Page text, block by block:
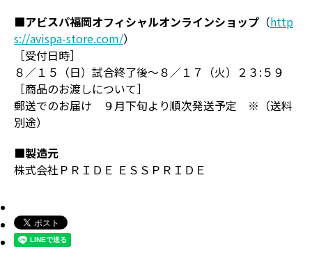
■アビスパ福岡オフィシャルオンラインショップ （http
s://avispa-store.com/）
［受付日時］
８／１５（日）試合終了後～８／１７（火）２３:５９
［商品のお渡しについて］
郵送でのお届け ９月下旬より順次発送予定 ※（送料
別途）
■製造元
株式会社ＰＲＩＤＥ ＥＳＳＰＲＩＤＥ